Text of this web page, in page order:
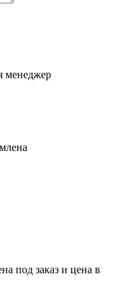
менеджер
под заказ и цена в